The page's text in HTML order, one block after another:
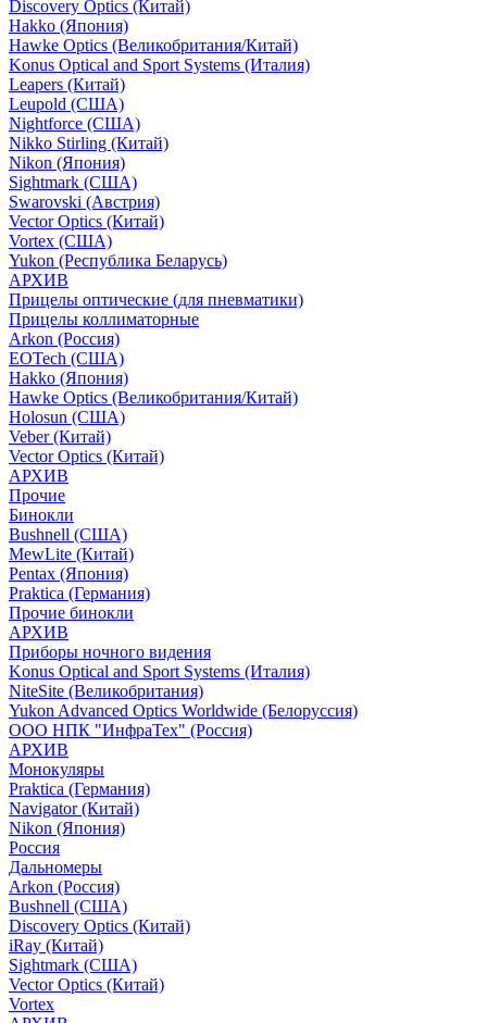
Discovery Optics (Китай)
Hakko (Япония)
Hawke Optics (Великобритания/Китай)
Konus Optical and Sport Systems (Италия)
Leapers (Китай)
Leupold (США)
Nightforce (США)
Nikko Stirling (Китай)
Nikon (Япония)
Sightmark (США)
Swarovski (Австрия)
Vector Optics (Китай)
Vortex (США)
Yukon (Республика Беларусь)
АРХИВ
Прицелы оптические (для пневматики)
Прицелы коллиматорные
Arkon (Россия)
EOTech (США)
Hakko (Япония)
Hawke Optics (Великобритания/Китай)
Holosun (США)
Veber (Китай)
Vector Optics (Китай)
АРХИВ
Прочие
Бинокли
Bushnell (США)
MewLite (Китай)
Pentax (Япония)
Praktica (Германия)
Прочие бинокли
АРХИВ
Приборы ночного видения
Konus Optical and Sport Systems (Италия)
NiteSite (Великобритания)
Yukon Advanced Optics Worldwide (Белоруссия)
ООО НПК "ИнфраТех" (Россия)
АРХИВ
Монокуляры
Praktica (Германия)
Navigator (Китай)
Nikon (Япония)
Россия
Дальномеры
Arkon (Россия)
Bushnell (США)
Discovery Optics (Китай)
iRay (Китай)
Sightmark (США)
Vector Optics (Китай)
Vortex